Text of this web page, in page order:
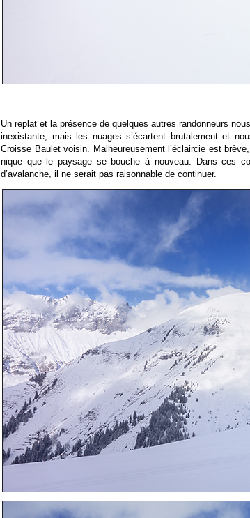
Un replat et la présence de quelques autres randonneurs
inexistante, mais les nuages s’écartent brutalement et
Croisse Baulet voisin. Malheureusement l’éclaircie est
nique que le paysage se bouche à nouveau. Dans ces
d’avalanche, il ne serait pas raisonnable de continuer.